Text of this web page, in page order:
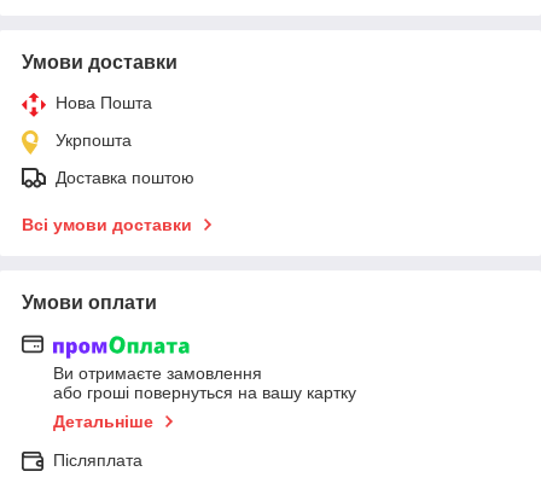
Умови доставки
Нова Пошта
Укрпошта
Доставка поштою
Всі умови доставки
Умови оплати
Ви отримаєте замовлення
або гроші повернуться на вашу картку
Детальніше
Післяплата